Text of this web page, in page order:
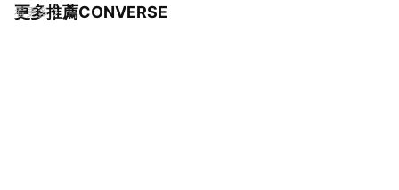
更多推薦CONVERSE
看更多